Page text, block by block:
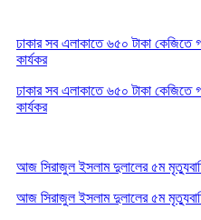
ঢাকার সব এলাকাতে ৬৫০ টাকা
কার্যকর
ঢাকার সব এলাকাতে ৬৫০ টাকা
কার্যকর
আজ সিরাজুল ইসলাম দুলালের ৫ম
আজ সিরাজুল ইসলাম দুলালের ৫ম